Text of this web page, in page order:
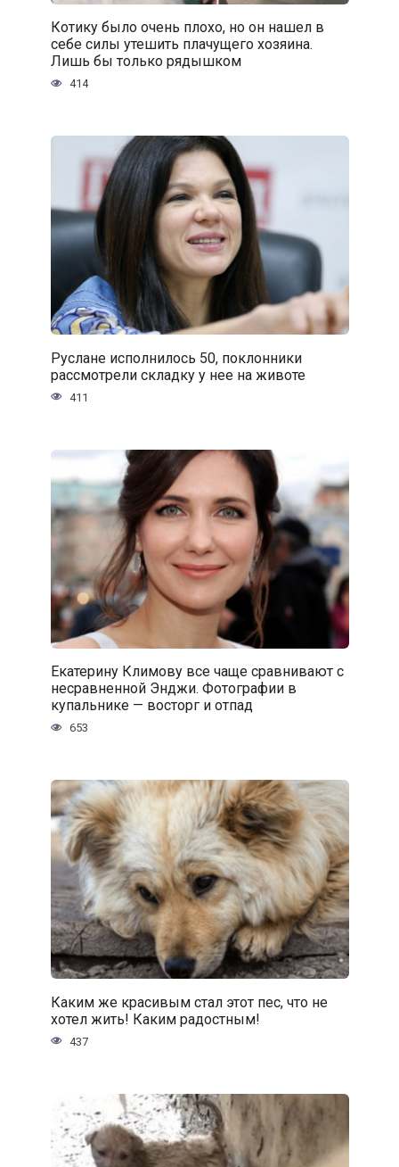
Котику было очень плохо, но он нашел в
себе силы утешить плачущего хозяина.
Лишь бы только рядышком
414
Руслане исполнилось 50, поклонники
рассмотрели складку у нее на животе
411
Екатерину Климову все чаще сравнивают с
несравненной Энджи. Фотографии в
купальнике — восторг и отпад
653
Каким же красивым стал этот пес, что не
хотел жить! Каким радостным!
437